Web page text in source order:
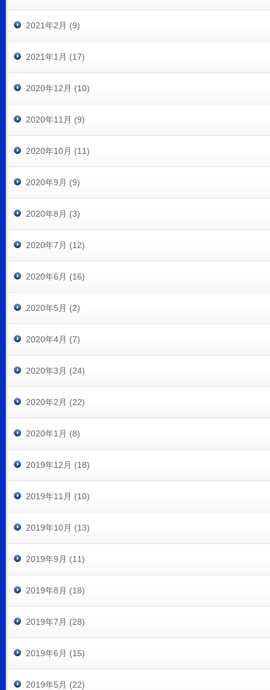
2021年2月 (9)
2021年1月 (17)
2020年12月 (10)
2020年11月 (9)
2020年10月 (11)
2020年9月 (9)
2020年8月 (3)
2020年7月 (12)
2020年6月 (16)
2020年5月 (2)
2020年4月 (7)
2020年3月 (24)
2020年2月 (22)
2020年1月 (8)
2019年12月 (18)
2019年11月 (10)
2019年10月 (13)
2019年9月 (11)
2019年8月 (18)
2019年7月 (28)
2019年6月 (15)
2019年5月 (22)